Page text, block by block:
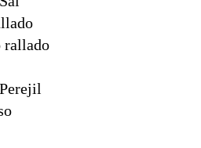
rallado